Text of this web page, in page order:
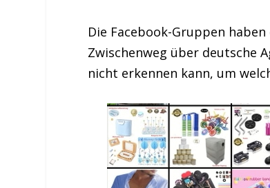
Die Facebook-Gruppen
Zwischenweg über deutsche
nicht erkennen kann, um